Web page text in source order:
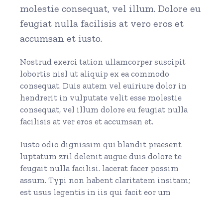
molestie consequat, vel illum. Dolore eu
feugiat nulla facilisis at vero eros et
accumsan et iusto.
Nostrud exerci tation ullamcorper suscipit
lobortis nisl ut aliquip ex ea commodo
consequat. Duis autem vel euiriure dolor in
hendrerit in vulputate velit esse molestie
consequat, vel illum dolore eu feugiat nulla
facilisis at ver eros et accumsan et.
Iusto odio dignissim qui blandit praesent
luptatum zril delenit augue duis dolore te
feugait nulla facilisi. lacerat facer possim
assum. Typi non habent claritatem insitam;
est usus legentis in iis qui facit eor um